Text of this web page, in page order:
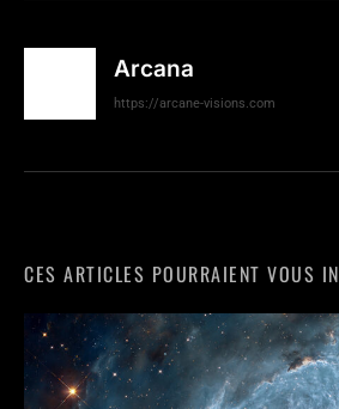
Arcana
https://arcane-visions.com
CES ARTICLES POURRAIENT VOUS